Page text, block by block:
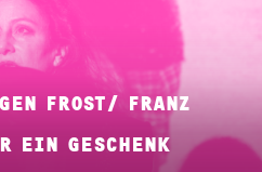
FROST/ FRANZ
EIN GESCHENK